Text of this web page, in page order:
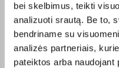
bei skelbimus, teikti
analizuoti srautą. Be to,
bendriname su
analizės partneriais,
pateiktos arba naudojant
Palyginkite Asus prekes
variantą internetu.